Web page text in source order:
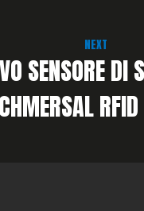
NEXT
SENSORE DI